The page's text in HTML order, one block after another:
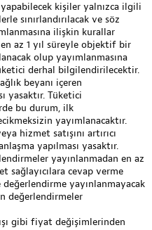
kişiler yalnızca ilgili
sınırlandırılacak ve söz
ilişkin kurallar
az 1 yıl süreyle objektif bir
olup yayımlanmasına
derhal bilgilendirilecektir.
beyanı içeren
yasaktır. Tüketici
bu durum, ilk
yayımlanacaktır.
hizmet satışını artırıcı
yapılması yasaktır.
yayınlanmadan en az
sağlayıcılara cevap verme
değerlendirme yayınlanmayacak
değerlendirmeler
gibi fiyat değişimlerinden